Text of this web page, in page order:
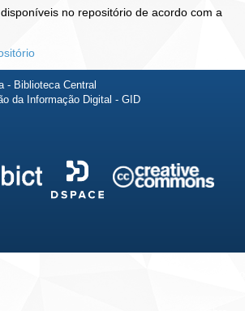
no repositório de acordo com a
- Biblioteca Central
da Informação Digital - GID